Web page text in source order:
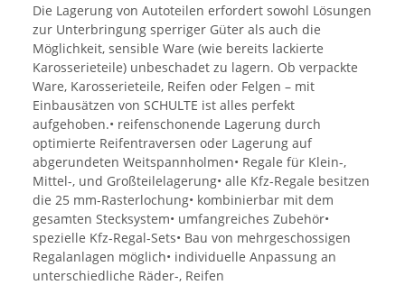
Die Lagerung von Autoteilen erfordert sowohl Lösungen
zur Unterbringung sperriger Güter als auch die
Möglichkeit, sensible Ware (wie bereits lackierte
Karosserieteile) unbeschadet zu lagern. Ob verpackte
Ware, Karosserieteile, Reifen oder Felgen – mit
Einbausätzen von SCHULTE ist alles perfekt
aufgehoben.• reifenschonende Lagerung durch
optimierte Reifentraversen oder Lagerung auf
abgerundeten Weitspannholmen• Regale für Klein-,
Mittel-, und Großteilelagerung• alle Kfz-Regale besitzen
die 25 mm-Rasterlochung• kombinierbar mit dem
gesamten Stecksystem• umfangreiches Zubehör•
spezielle Kfz-Regal-Sets• Bau von mehrgeschossigen
Regalanlagen möglich• individuelle Anpassung an
unterschiedliche Räder-, Reifen